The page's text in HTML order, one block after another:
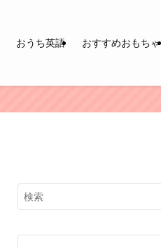
おうち英語 おすすめおもちゃ